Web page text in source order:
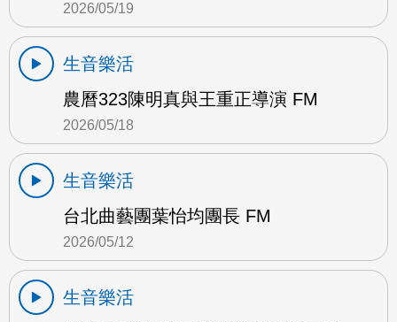
2026/05/19
生音樂活
農曆323陳明真與王重正導演 FM
2026/05/18
生音樂活
台北曲藝團葉怡均團長 FM
2026/05/12
生音樂活